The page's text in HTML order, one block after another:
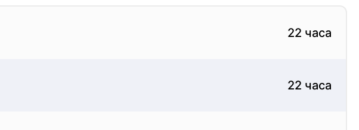
22 часа
22 часа